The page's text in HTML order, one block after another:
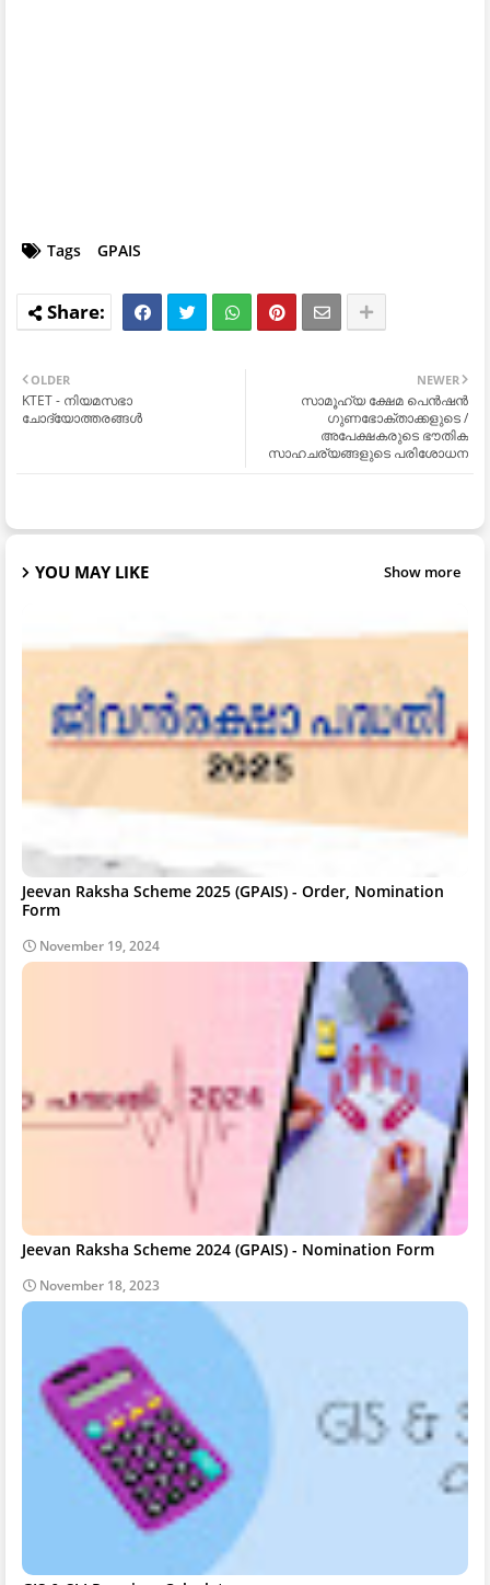
Tags GPAIS
NEWER
സാമൂഹ്യ ക്ഷേമ പെൻഷൻ
ഗുണഭോക്താക്കളുടെ /
അപേക്ഷകരുടെ ഭൗതിക
സാഹചര്യങ്ങളുടെ പരിശോധന
OLDER
KTET - നിയമസഭാ
ചോദ്യോത്തരങ്ങൾ
YOU MAY LIKE Show more
Jeevan Raksha Scheme 2025 (GPAIS) - Order, Nomination
Form
November 19, 2024
Jeevan Raksha Scheme 2024 (GPAIS) - Nomination Form
November 18, 2023